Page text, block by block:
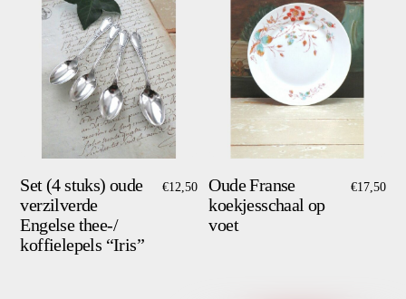
Set (4 stuks) oude
verzilverde
Engelse thee-/
koffielepels “Iris”
€12,50
Oude Franse
koekjesschaal op
voet
€17,50